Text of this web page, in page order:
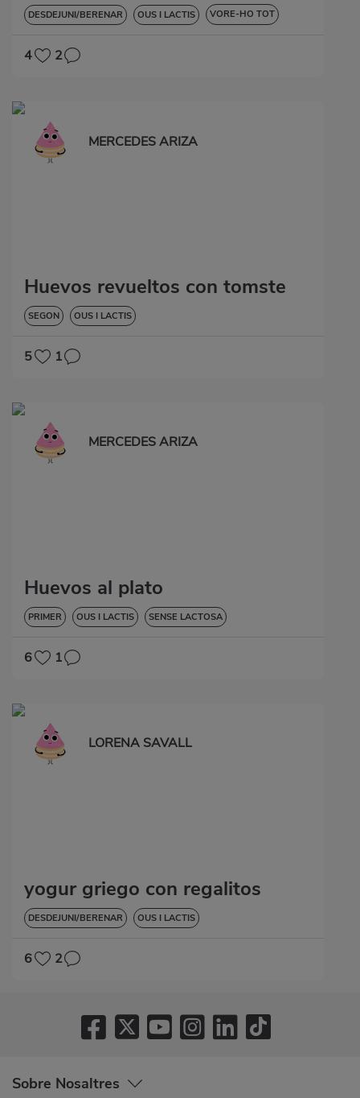
DESDEJUNI/BERENAR OUS I LACTIS VORE-HO TOT
4 2
MERCEDES ARIZA
Huevos revueltos con tomste
SEGON OUS I LACTIS
5 1
MERCEDES ARIZA
Huevos al plato
PRIMER OUS I LACTIS SENSE LACTOSA
6 1
LORENA SAVALL
yogur griego con regalitos
DESDEJUNI/BERENAR OUS I LACTIS
6 2
Sobre Nosaltres